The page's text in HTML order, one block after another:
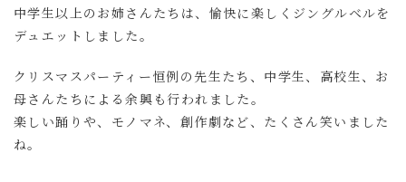
中学生以上のお姉さんたちは、愉快に楽しくジングルベルを
デュエットしました。
クリスマスパーティー恒例の先生たち、中学生、高校生、お
母さんたちによる余興も行われました。
楽しい踊りや、モノマネ、創作劇など、たくさん笑いました
ね。